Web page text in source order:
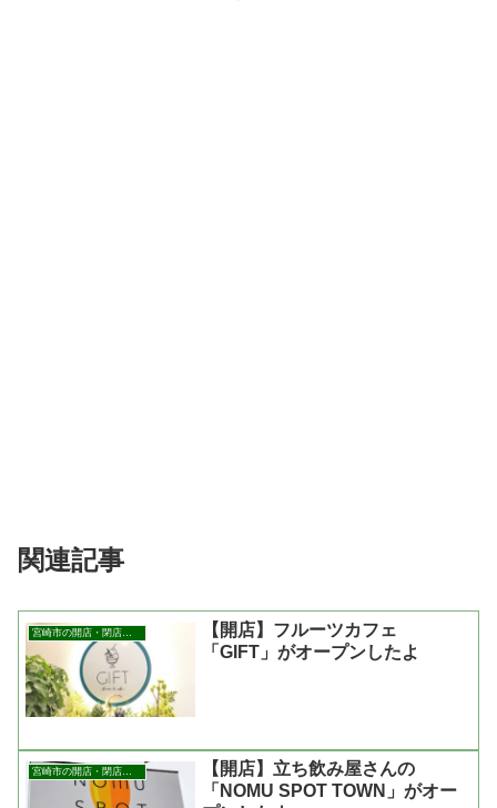
関連記事
【開店】フルーツカフェ
「GIFT」がオープンしたよ
【開店】立ち飲み屋さんの
「NOMU SPOT TOWN」がオー